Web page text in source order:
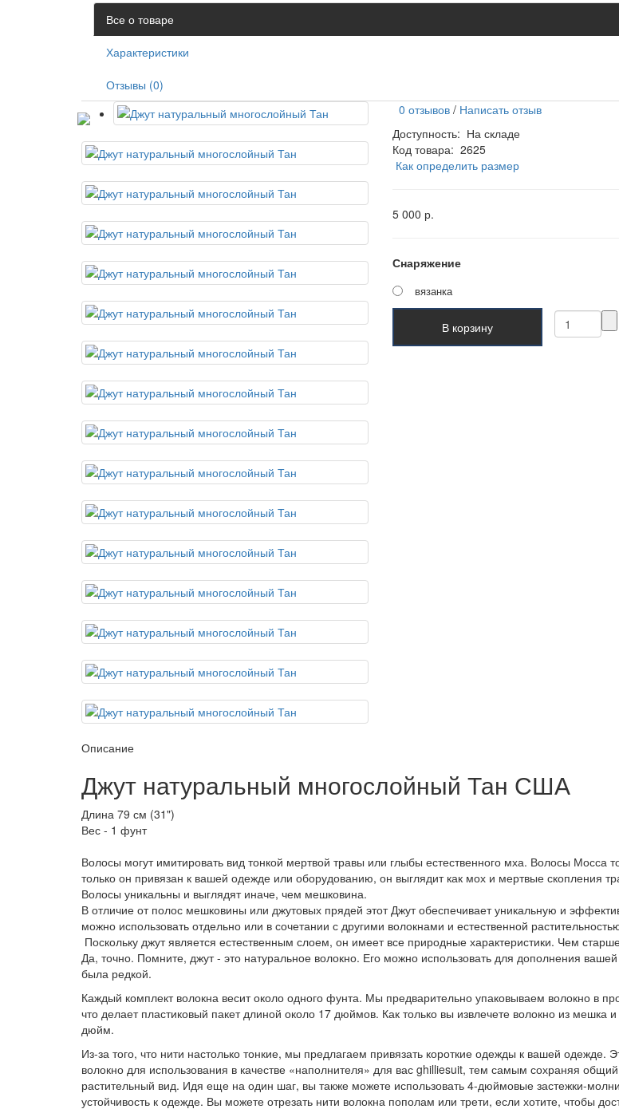
Все о товаре
Характеристики
Отзывы (0)
0 отзывов / Написать отзыв
Доступность: На складе
Код товара: 2625
Как определить размер
5 000 р.
Снаряжение
вязанка
В корзину
Описание
Джут натуральный многослойный Тан США
Длина 79 см (31")
Вес - 1 фунт
Волосы могут имитировать вид тонкой мертвой травы или глыбы естественного мха. Волосы Мосса
только он привязан к вашей одежде или оборудованию, он выглядит как мох и мертвые скопления
Волосы уникальны и выглядят иначе, чем мешковина.
В отличие от полос мешковины или джутовых прядей этот Джут обеспечивает уникальную и
можно использовать отдельно или в сочетании с другими волокнами и естественной
Поскольку джут является естественным слоем, он имеет все природные характеристики. Чем
Да, точно. Помните, джут - это натуральное волокно. Его можно использовать для дополнения
была редкой.
Каждый комплект волокна весит около одного фунта. Мы предварительно упаковываем волокно в
что делает пластиковый пакет длиной около 17 дюймов. Как только вы извлечете волокно из мешка
дюйм.
Из-за того, что нити настолько тонкие, мы предлагаем привязать короткие одежды к вашей
волокно для использования в качестве «наполнителя» для вас ghilliesuit, тем самым сохраняя
растительный вид. Идя еще на один шаг, вы также можете использовать 4-дюймовые застежки-
устойчивость к одежде. Вы можете отрезать нити волокна пополам или трети, если хотите, чтобы